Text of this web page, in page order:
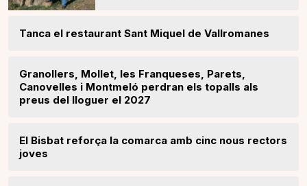
Tanca el restaurant Sant Miquel de Vallromanes
Granollers, Mollet, les Franqueses, Parets,
Canovelles i Montmeló perdran els topalls als
preus del lloguer el 2027
El Bisbat reforça la comarca amb cinc nous rectors
joves